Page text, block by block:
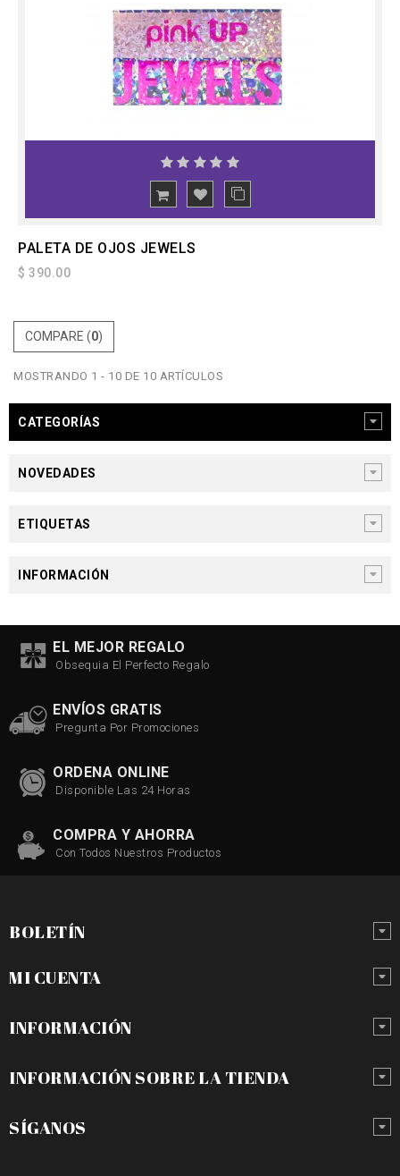
PALETA DE OJOS JEWELS
$ 390.00
COMPARE (0)
MOSTRANDO 1 - 10 DE 10 ARTÍCULOS
CATEGORÍAS
NOVEDADES
ETIQUETAS
INFORMACIÓN
EL MEJOR REGALO
Obsequia El Perfecto Regalo
ENVÍOS GRATIS
Pregunta Por Promociones
ORDENA ONLINE
Disponible Las 24 Horas
COMPRA Y AHORRA
Con Todos Nuestros Productos
BOLETÍN
MI CUENTA
INFORMACIÓN
INFORMACIÓN SOBRE LA TIENDA
SÍGANOS